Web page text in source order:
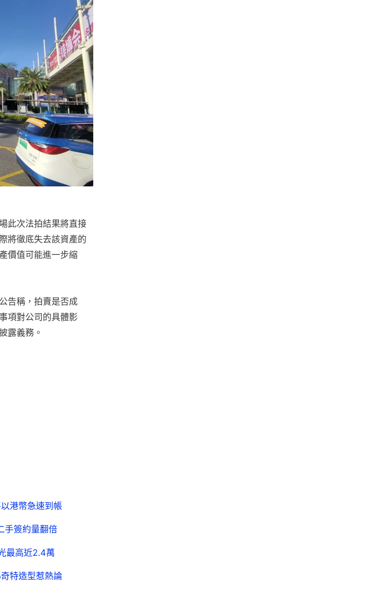
此次法拍結果將直接
將徹底失去該資產的
價值可能進一步縮
告稱，拍賣是否成
項對公司的具體影
露義務。
港幣急速到帳
簽約量翻倍
最高近2.4萬
特造型惹熱論